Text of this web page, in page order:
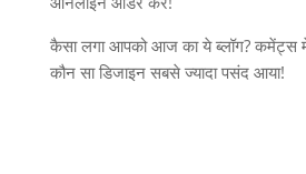
कैसा लगा आपको आज का ये ब्लॉग? कमेंट्स
कौन सा डिजाइन सबसे ज्यादा पसंद आया!